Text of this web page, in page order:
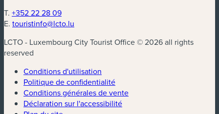
T. +352 22 28 09
E. touristinfo@lcto.lu
LCTO - Luxembourg City Tourist Office © 2026 all rights
reserved
Conditions d'utilisation
Politique de confidentialité
Conditions générales de vente
Déclaration sur l'accessibilité